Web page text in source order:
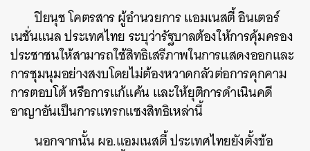
ปิยนุช โคตรสาร ผู้อำนวยการ แอมเนสตี้ อินเตอร์
เนชั่นแนล ประเทศไทย ระบุว่ารัฐบาลต้องให้การคุ้มครอง
ประชาชนให้สามารถใช้สิทธิเสรีภาพในการแสดงออกและ
การชุมนุมอย่างสงบโดยไม่ต้องหวาดกลัวต่อการคุกคาม
การตอบโต้ หรือการแก้แค้น และให้ยุติการดำเนินคดี
อาญาอันเป็นการแทรกแซงสิทธิเหล่านี้
นอกจากนั้น ผอ.แอมเนสตี้ ประเทศไทยยังตั้งข้อ